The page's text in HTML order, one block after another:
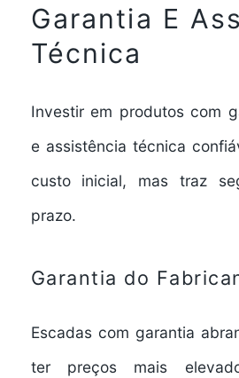
Garantia E
Técnica
Investir em produtos com
e assistência técnica
custo inicial, mas traz
prazo.
Garantia do
Escadas com garantia
ter preços mais